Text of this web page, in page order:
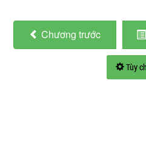
Chương trước
Tùy